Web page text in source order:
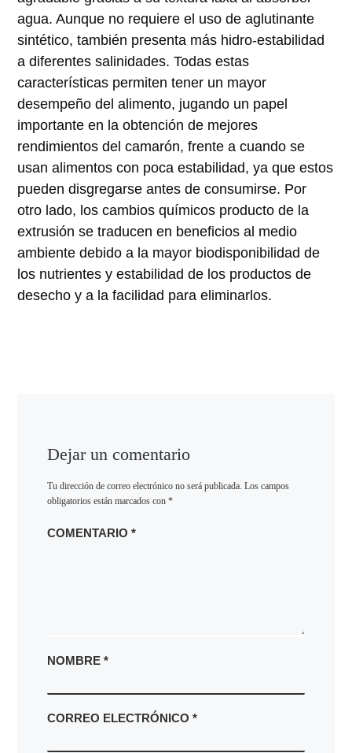
agua. Aunque no requiere el uso de aglutinante
sintético, también presenta más hidro-estabilidad
a diferentes salinidades. Todas estas
características permiten tener un mayor
desempeño del alimento, jugando un papel
importante en la obtención de mejores
rendimientos del camarón, frente a cuando se
usan alimentos con poca estabilidad, ya que estos
pueden disgregarse antes de consumirse. Por
otro lado, los cambios químicos producto de la
extrusión se traducen en beneficios al medio
ambiente debido a la mayor biodisponibilidad de
los nutrientes y estabilidad de los productos de
desecho y a la facilidad para eliminarlos.
Dejar un comentario
Tu dirección de correo electrónico no será publicada. Los campos
obligatorios están marcados con *
COMENTARIO *
NOMBRE *
CORREO ELECTRÓNICO *